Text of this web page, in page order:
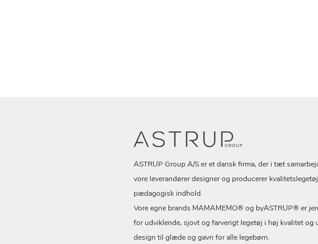
ASTRUP Group A/S er et dansk firma, der i tæt
vore leverandører designer og producerer
pædagogisk indhold.
Vore egne brands MAMAMEMO® og byASTRUP® er
for udviklende, sjovt og farverigt legetøj i høj kvalitet og
design til glæde og gavn for alle legebørn.